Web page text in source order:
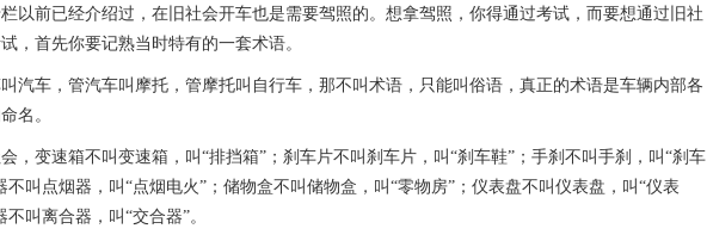
以前已经介绍过，在旧社会开车也是需要驾照的。想拿驾照，你得通过考试，而要想通过旧社
，首先你要记熟当时特有的一套术语。
汽车，管汽车叫摩托，管摩托叫自行车，那不叫术语，只能叫俗语，真正的术语是车辆内部各
名。
，变速箱不叫变速箱，叫“排挡箱”；刹车片不叫刹车片，叫“刹车鞋”；手刹不叫手刹，叫“刹车
不叫点烟器，叫“点烟电火”；储物盒不叫储物盒，叫“零物房”；仪表盘不叫仪表盘，叫“仪表
不叫离合器，叫“交合器”。